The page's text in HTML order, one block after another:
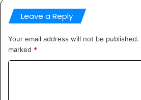
Leave a Reply
Your email address will not be published.
marked *